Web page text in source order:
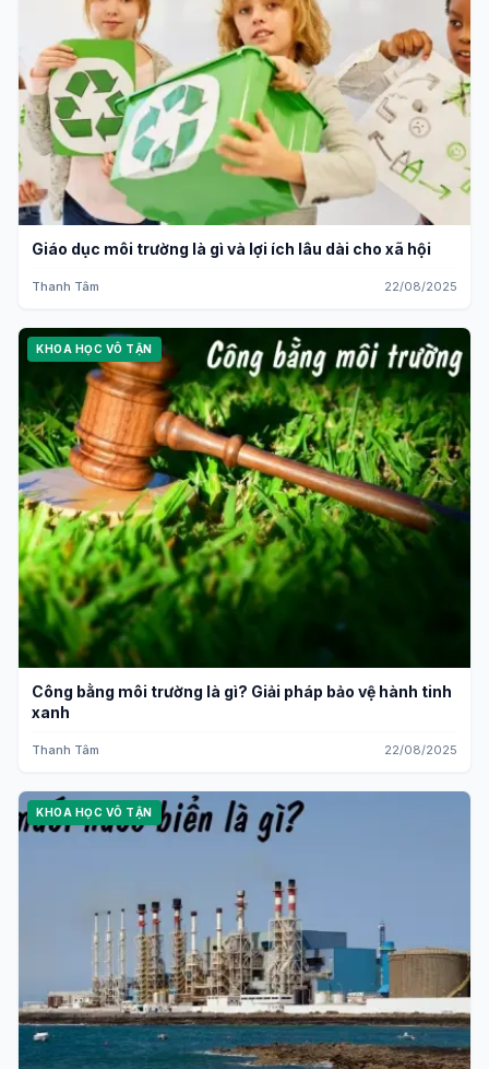
Giáo dục môi trường là gì và lợi ích lâu dài cho xã hội
Thanh Tâm 22/08/2025
KHOA HỌC VÔ TẬN
Công bằng môi trường là gì? Giải pháp bảo vệ hành tinh
xanh
Thanh Tâm 22/08/2025
KHOA HỌC VÔ TẬN